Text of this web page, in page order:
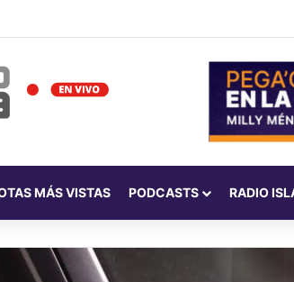
MÁS VISTAS PODCASTS RADIO